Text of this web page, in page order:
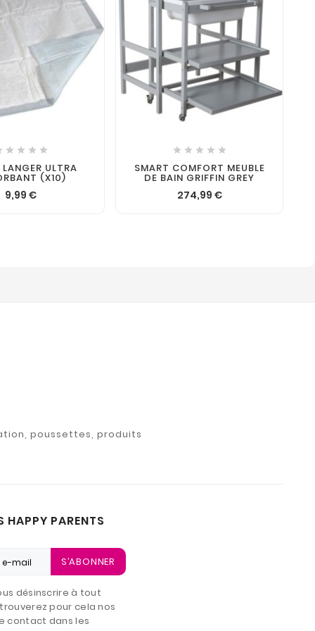
   
ULTRA
(X10)
9,99 €

    
SMART COMFORT MEUBLE
DE BAIN GRIFFIN GREY
274,99 €
poussettes, produits
HAPPY PARENTS
S’ABONNER
désinscrire à tout
pour cela nos
contact dans les